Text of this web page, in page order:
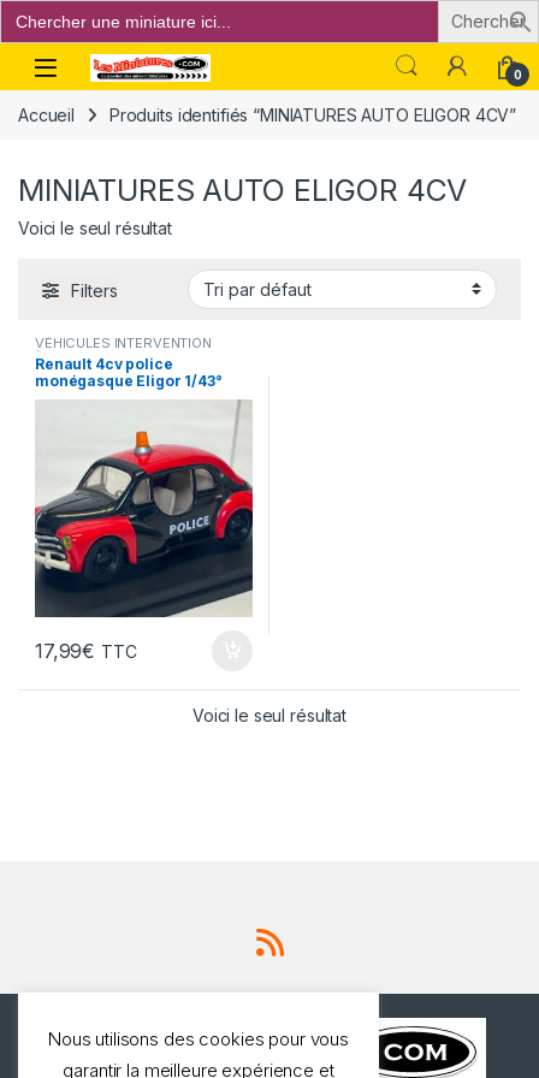
Search
for:
Open 0
Accueil Produits identifiés “MINIATURES AUTO ELIGOR 4CV”
MINIATURES AUTO ELIGOR 4CV
Voici le seul résultat
Filters
VÉHICULES INTERVENTION
(gendarmerie, pompiers, police,
ambulance..)
Renault 4cv police
monégasque Eligor 1/43°
17,99€ TTC
Voici le seul résultat
Nous utilisons des cookies pour vous
garantir la meilleure expérience et